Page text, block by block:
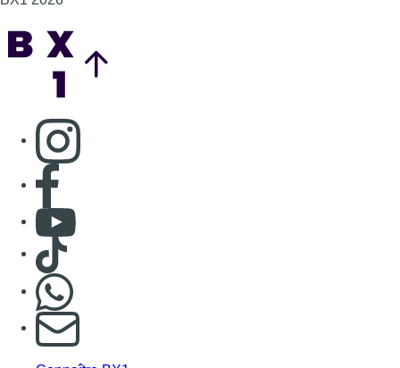
Consulter page Instagram
Consulter page Facebook
Consulter Youtube
Consulter TikTok
S'abonner à notre newsletter